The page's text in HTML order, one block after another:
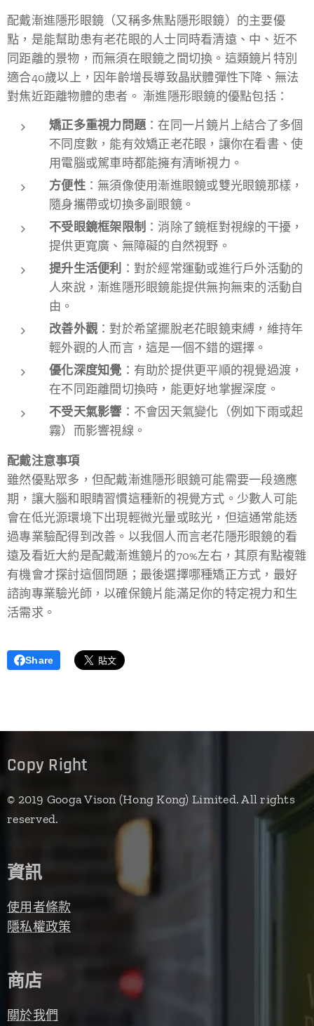
配戴漸進隱形眼鏡（又稱多焦點隱形眼鏡）的主要優
點，是能幫助患有老花眼的人士同時看清遠、中、近不
同距離的景物，而無須在眼鏡之間切換。這類鏡片特別
適合40歲以上，因年齡增長導致晶狀體彈性下降、無法
對焦近距離物體的患者。 漸進隱形眼鏡的優點包括：
矯正多重視力問題：在同一片鏡片上結合了多個
不同度數，能有效矯正老花眼，讓你在看書、使
用電腦或駕車時都能擁有清晰視力。
方便性：無須像使用漸進眼鏡或雙光眼鏡那樣，
隨身攜帶或切換多副眼鏡。
不受眼鏡框架限制 ：消除了鏡框對視線的干擾，
提供更寬廣、無障礙的自然視野。
提升生活便利
：對於經常運動或進行戶外活動的
人來說，漸進隱形眼鏡能提供無拘無束的活動自
由。
改善外觀 ：對於希望擺脫老花眼鏡束縛，維持年
輕外觀的人而言，這是一個不錯的選擇。
優化深度知覺 ：有助於提供更平順的視覺過渡，
在不同距離間切換時，能更好地掌握深度。
不受天氣影響 ：不會因天氣變化（例如下雨或起
霧）而影響視線。
配戴注意事項
雖然優點眾多，但配戴漸進隱形眼鏡可能需要一段適應
期，讓大腦和眼睛習慣這種新的視覺方式。少數人可能
會在低光源環境下出現輕微光暈或眩光，但這通常能透
過專業驗配得到改善。以我個人而言老花隱形眼鏡的看
遠及看近大約是配戴漸進鏡片的70%左右，其原有點複雜
有機會才探討這個問題；最後選擇哪種矯正方式，最好
諮詢專業驗光師，以確保鏡片能滿足你的特定視力和生
活需求。
Share
Copy Right
© 2019 Googa Vison (Hong Kong) Limited. All rights
reserved.
資訊
使用者條款
隱私權政策
商店
關於我們